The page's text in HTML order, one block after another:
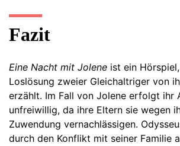
Fazit
Eine Nacht mit Jolene ist ein
Loslösung zweier Gleichaltriger von
erzählt. Im Fall von Jolene erfolgt ihr
unfreiwillig, da ihre Eltern sie wegen
Zuwendung vernachlässigen.
durch den Konflikt mit seiner Familie